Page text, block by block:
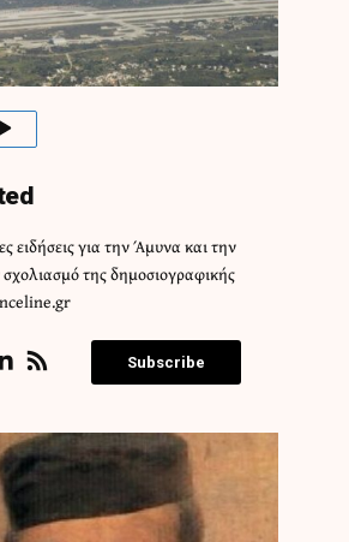
ειδήσεις για την Άμυνα και την
της δημοσιογραφικής
Subscribe